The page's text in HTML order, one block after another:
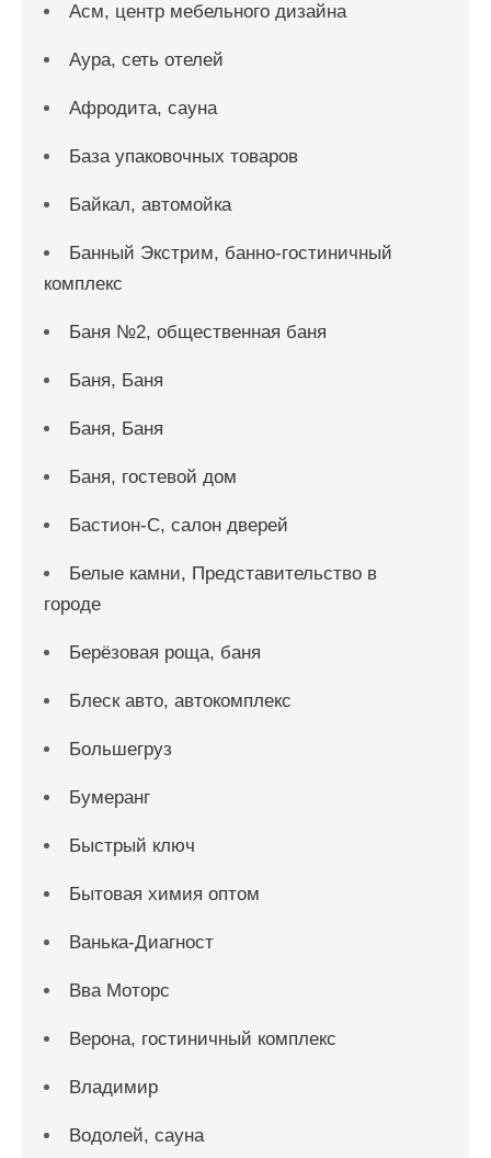
Асм, центр мебельного дизайна
Аура, сеть отелей
Афродита, сауна
База упаковочных товаров
Байкал, автомойка
Банный Экстрим, банно-гостиничный
комплекс
Баня №2, общественная баня
Баня, Баня
Баня, Баня
Баня, гостевой дом
Бастион-С, салон дверей
Белые камни, Представительство в
городе
Берёзовая роща, баня
Блеск авто, автокомплекс
Большегруз
Бумеранг
Быстрый ключ
Бытовая химия оптом
Ванька-Диагност
Вва Моторс
Верона, гостиничный комплекс
Владимир
Водолей, сауна